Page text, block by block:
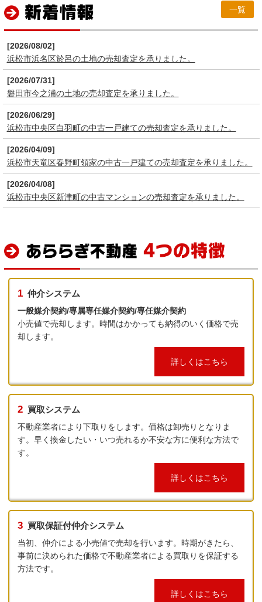
一覧
[2026/08/02]
浜松市浜名区於呂の土地の売却査定を承りました。
[2026/07/31]
磐田市今之浦の土地の売却査定を承りました。
[2026/06/29]
浜松市中央区白羽町の中古一戸建ての売却査定を承りました。
[2026/04/09]
浜松市天竜区春野町領家の中古一戸建ての売却査定を承りました。
[2026/04/08]
浜松市中央区新津町の中古マンションの売却査定を承りました。
1 仲介システム
一般媒介契約/専属専任媒介契約/専任媒介契約
小売値で売却します。時間はかかっても納得のいく価格で売
却します。
詳しくはこちら
2 買取システム
不動産業者により下取りをします。価格は卸売りとなりま
す。早く換金したい・いつ売れるか不安な方に便利な方法で
す。
詳しくはこちら
3 買取保証付仲介システム
当初、仲介による小売値で売却を行います。時期がきたら、
事前に決められた価格で不動産業者による買取りを保証する
方法です。
詳しくはこちら